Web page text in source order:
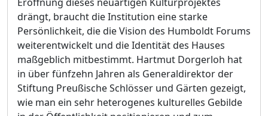
drängt, braucht die Institution eine starke
Persönlichkeit, die die Vision des Humboldt Forums
weiterentwickelt und die Identität des Hauses
maßgeblich mitbestimmt. Hartmut Dorgerloh hat
in über fünfzehn Jahren als Generaldirektor der
Stiftung Preußische Schlösser und Gärten gezeigt,
wie man ein sehr heterogenes kulturelles Gebilde